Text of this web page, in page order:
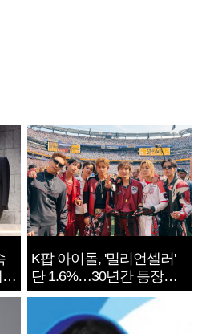
K팝 아이돌, '밀리언셀러'
단 1.6%…30년간 등장
1182개팀 전수조사